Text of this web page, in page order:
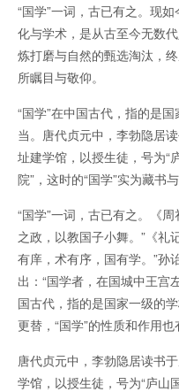
“国学”一词，古已有之。现
化与学术，是从古至今无数
炼打磨与自然的甄选淘汰，
所瞩目与敬仰。
“国学”在中国古代，指的是
当。唐代贞元中，李勃隐居
址建学馆，以授生徒，号为“
院”，这时的“国学”实为藏书与
“国学”一词，古已有之。《
之政，以教国子小舞。”《礼
有庠，术有序，国有学。”孙
出：“国学者，在国城中王宫
国古代，指的是国家一级的
更替，“国学”的性质和作用也
唐代贞元中，李勃隐居读书
学馆，以授生徒，号为“庐山